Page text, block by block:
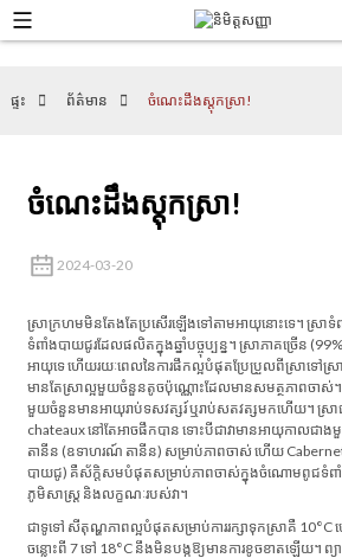
ផ្ទះ ព័ត៌មាន ចំណេះដឹងស្តុកស្រា!
ចំណេះដឹងស្តុកស្រា!
2024-03-20
ស្រាក្រហមមិនតែងតែប្រសើរឡើងទៅតាមអាយុនោះទេ។ ស្រ
ទំពាំងបាយជូរដែលផលិតក្នុងឆ្នាំបច្ចុប្បន្ន។ ស្រាភាគច្រើន
អាយុទេ ហើយរយៈពេលនៃការផឹកល្អបំផុតប្រែប្រួលពីស្រាទៅស្រា
មានតែស្រាល្អមួយចំនួនតូចប៉ុណ្ណោះដែលមានសមត្ថភាពចាស់
មួយចំនួនមានអាយុរាប់ទសវត្សរ៍ ឬរាប់សតវត្សមកហើយ។ ស្រ
chateaux នៅតែអាចផឹកបាន ទោះបីជាវាមានអាយុកាលជ
តានីន (ឧទាហរណ៍ តានីន) សម្រាប់ភាពចាស់ ហើយ
បាយជូ) គឺស័ក្តិសមបំផុតសម្រាប់ភាពចាស់ក្នុងចំណោមពូជទំពាំង
ភូមិសាស្ត្រ និងលក្ខណៈរបស់វា។
ជាទូទៅ សីតុណ្ហភាពល្អបំផុតសម្រាប់ការរក្សាទុកស្រាគឺ
ចន្លោះពី 7 ទៅ 18°C ​​នឹងមិនបង្កឱ្យមានការខូចខាតឡើយ។ ព្យ